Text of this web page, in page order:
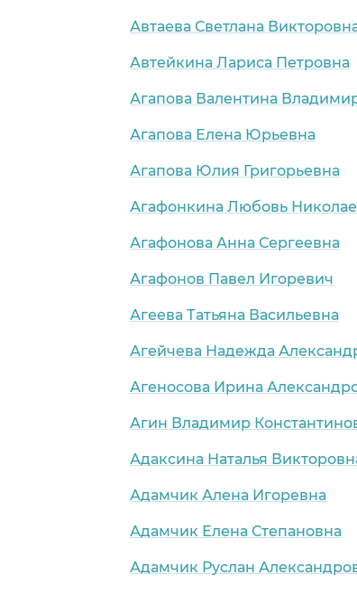
Автаева Светлана
Автейкина Лариса Петровна
Агапова Валентина
Агапова Елена Юрьевна
Агапова Юлия Григорьевна
Агафонкина Любовь
Агафонова Анна Сергеевна
Агафонов Павел Игоревич
Агеева Татьяна Васильевна
Агейчева Надежда
Агеносова Ирина
Агин Владимир
Адаксина Наталья
Адамчик Алена Игоревна
Адамчик Елена Степановна
Адамчик Руслан